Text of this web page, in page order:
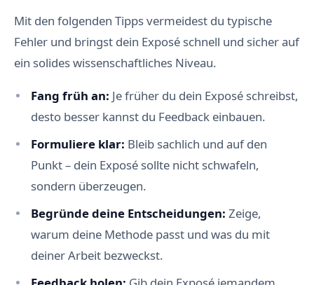
Mit den folgenden Tipps vermeidest du typische
Fehler und bringst dein Exposé schnell und sicher auf
ein solides wissenschaftliches Niveau.
Fang früh an: Je früher du dein Exposé schreibst,
desto besser kannst du Feedback einbauen.
Formuliere klar: Bleib sachlich und auf den
Punkt – dein Exposé sollte nicht schwafeln,
sondern überzeugen.
Begründe deine Entscheidungen: Zeige,
warum deine Methode passt und was du mit
deiner Arbeit bezweckst.